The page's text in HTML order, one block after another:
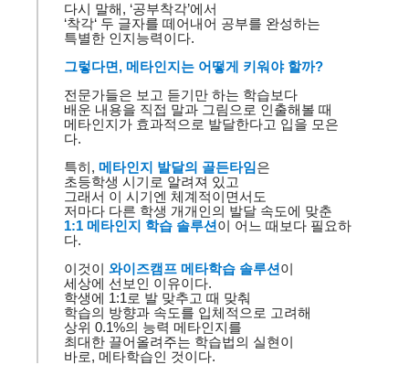
다시 말해 , ‘공부착각’에서
‘착각‘ 두 글자를 떼어내어 공부를 완성하는
특별한 인지능력이다.
그렇다면 , 메타인지는 어떻게 키워야 할까?
전문가들은 보고 듣기만 하는 학습보다
배운 내용을 직접 말과 그림으로 인출해볼 때
메타인지가 효과적으로 발달한다고 입을 모은
다.
특히 , 메타인지 발달의 골든타임은
초등학생 시기로 알려져 있고
그래서 이 시기엔 체계적이면서도
저마다 다른 학생 개개인의 발달 속도에 맞춘
1:1 메타인지 학습 솔루션 이 어느 때보다 필요하
다.
이것이
와이즈캠프 메타학습 솔루션 이
세상에 선보인 이유이다.
학생에 1:1로 발 맞추고 때 맞춰
학습의 방향과 속도를 입체적으로 고려해
상위 0.1%의 능력 메타인지를
최대한 끌어올려주는 학습법의 실현이
바로, 메타학습인 것이다.